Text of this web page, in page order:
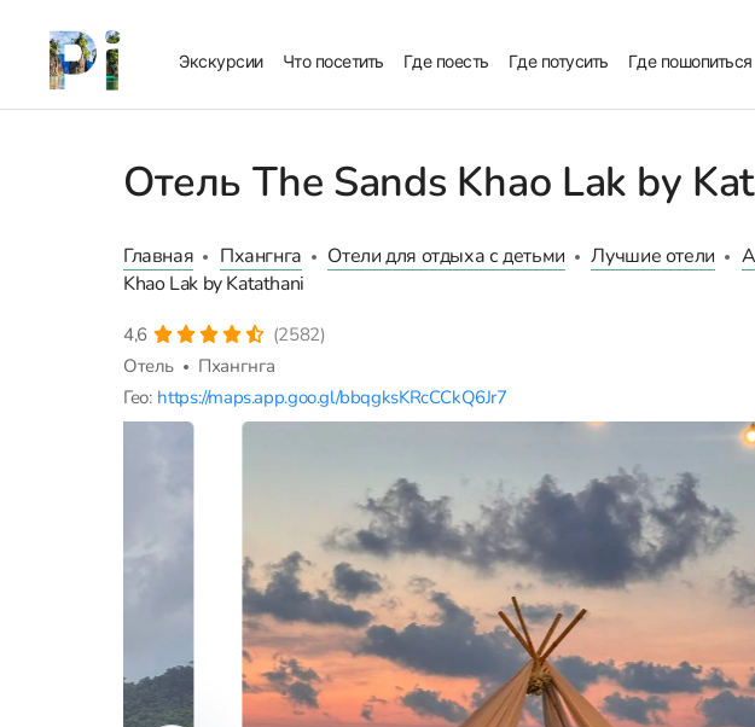
Экскурсии Что посетить Где поесть Где потусить Где пошопиться
Отель The Sands Khao Lak by
Главная Пхангнга Отели для отдыха с детьми Лучшие отели
Khao Lak by Katathani
4,6
(2582)
Отель
Пхангнга
Гео: https://maps.app.goo.gl/bbqgksKRcCCkQ6Jr7